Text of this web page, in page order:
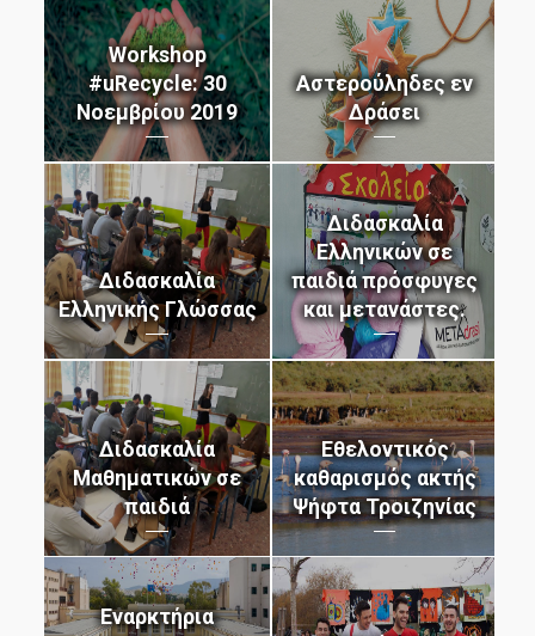
μάθε περισσότερα
μάθε περισσότερα
μάθε περισσότερα
μάθε περισσότερα
μάθε περισσότερα μάθε περισσότερα
μάθε περισσότερα μάθε περισσότερα